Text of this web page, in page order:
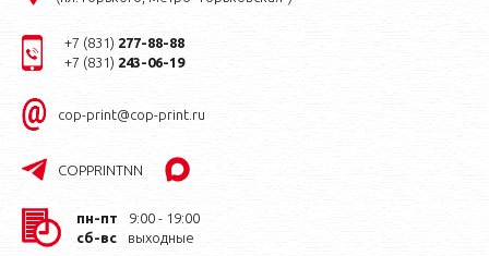
+7 (831) 277-88-88
+7 (831) 243-06-19
cop-print@cop-print.ru
COPPRINTNN
пн-пт
9:00 - 19:00
сб-вс
выходные